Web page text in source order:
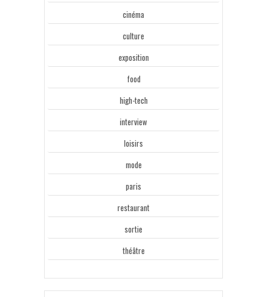
cinéma
culture
exposition
food
high-tech
interview
loisirs
mode
paris
restaurant
sortie
théâtre